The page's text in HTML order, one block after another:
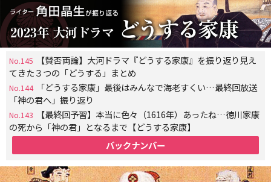
No.145
【賛否両論】大河ドラマ『どうする家康』を振り返り見え
てきた３つの「どうする」まとめ
No.144
「どうする家康」最後はみんなで海老すくい…最終回放送
「神の君へ」振り返り
No.143
【最終回予習】本当に色々（1616年）あったね…徳川家康
の死から「神の君」となるまで【どうする家康】
バックナンバー